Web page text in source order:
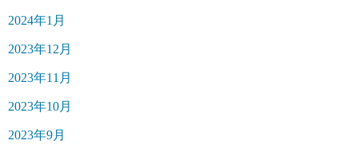
2024年1月
2023年12月
2023年11月
2023年10月
2023年9月